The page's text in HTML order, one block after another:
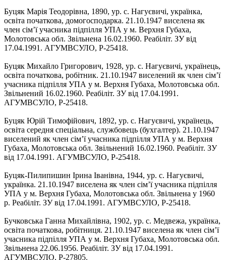
Буцяк Марія Теодорівна, 1890, ур. с. Нагуєвичі, українка,
освіта початкова, домогосподарка. 21.10.1947 виселена як
член сім’ї учасника підпілля УПА у м. Верхня Губаха,
Молотовська обл. Звільнена 16.02.1960. Реабіліт. ЗУ від
17.04.1991. АГУМВСУЛО, Р-25418.
Буцяк Михайло Григорович, 1928, ур. с. Нагуєвичі, українець,
освіта початкова, робітник. 21.10.1947 виселений як член сім’ї
учасника підпілля УПА у м. Верхня Губаха, Молотовська обл.
Звільнений 16.02.1960. Реабіліт. ЗУ від 17.04.1991.
АГУМВСУЛО, Р-25418.
Буцяк Юрій Тимофійович, 1892, ур. с. Нагуєвичі, українець,
освіта середня спеціальна, службовець (бухгалтер). 21.10.1947
виселений як член сім’ї учасника підпілля УПА у м. Верхня
Губаха, Молотовська обл. Звільнений 16.02.1960. Реабіліт. ЗУ
від 17.04.1991. АГУМВСУЛО, Р-25418.
Буцяк-Пилипишин Ірина Іванівна, 1944, ур. с. Нагуєвичі,
українка. 21.10.1947 виселена як член сім’ї учасника підпілля
УПА у м. Верхня Губаха, Молотовська обл. Звільнена у 1960
р. Реабіліт. ЗУ від 17.04.1991. АГУМВСУЛО, Р-25418.
Бучковська Ганна Михайлівна, 1902, ур. с. Медвежа, українка,
освіта початкова, робітниця. 21.10.1947 виселена як член сім’ї
учасника підпілля УПА у м. Верхня Губаха, Молотовська обл.
Звільнена 22.06.1956. Реабіліт. ЗУ від 17.04.1991.
АГУМВСУЛО, Р-27805.